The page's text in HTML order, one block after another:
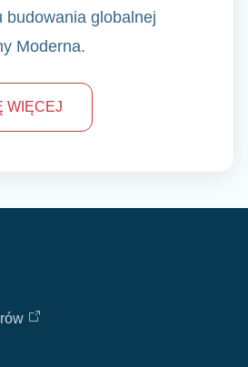
budowania globalnej
Moderna.
WIĘCEJ